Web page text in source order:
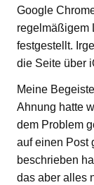
Google
regelmäßigem
festgestellt.
die Seite über
Meine
Ahnung hatte
dem Problem
auf einen Post
beschrieben
das aber alles